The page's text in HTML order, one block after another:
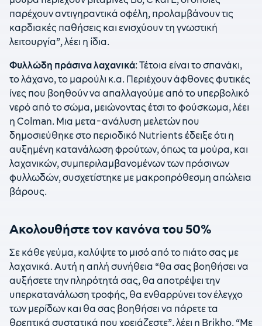
παρέχουν αντιγηραντικά οφέλη, προλαμβάνουν τις
καρδιακές παθήσεις και ενισχύουν τη γνωστική
λειτουργία”, λέει η ίδια.
Φυλλώδη πράσινα λαχανικά: Τέτοια είναι το σπανάκι,
το λάχανο, το μαρούλι κ.α. Περιέχουν άφθονες φυτικές
ίνες που βοηθούν να απαλλαγούμε από το υπερβολικό
νερό από το σώμα, μειώνοντας έτσι το φούσκωμα, λέει
η Colman. Μια μετα-ανάλυση μελετών που
δημοσιεύθηκε στο περιοδικό Nutrients έδειξε ότι η
αυξημένη κατανάλωση φρούτων, όπως τα μούρα, και
λαχανικών, συμπεριλαμβανομένων των πράσινων
φυλλωδών, συσχετίστηκε με μακροπρόθεσμη απώλεια
βάρους.
Ακολουθήστε τον κανόνα του 50%
Σε κάθε γεύμα, καλύψτε το μισό από το πιάτο σας με
λαχανικά. Αυτή η απλή συνήθεια “θα σας βοηθήσει να
αυξήσετε την πληρότητά σας, θα αποτρέψει την
υπερκατανάλωση τροφής, θα ενθαρρύνει τον έλεγχο
των μερίδων και θα σας βοηθήσει να πάρετε τα
θρεπτικά συστατικά που χρειάζεστε”, λέει η Brikho. “Με